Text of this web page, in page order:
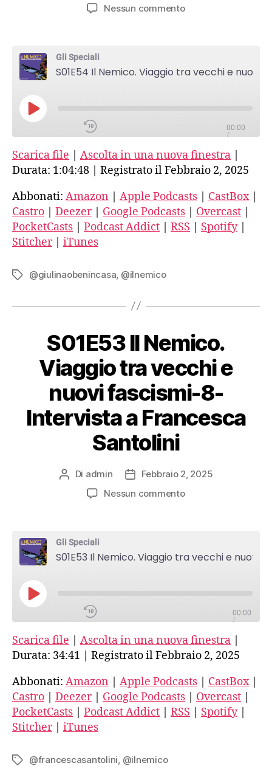
Spotify
Stitcher
RSS FEED
articolo Nessun commentosu
tra
Intervista
a
Benincasa
Gli Speciali
PLAY
EPISODE
1X
00:00
/
1:04:48
SUBSCRIBE
SHARE
Apple Podcasts
CastBox
Castro
Google Podcasts
Overcast
Podcast Addict
Spotify
Stitcher
RSS FEED
SHARE
LINK
EMBED
Scarica file | Ascolta in una nuova finestra |
Durata: 1:04:48 | Registrato il Febbraio 2, 2025
Abbonati: Amazon | Apple Podcasts | CastBox|
Castro | Deezer| Google Podcasts | Overcast |
PocketCasts | Podcast Addict | RSS | Spotify|
Stitcher| iTunes
Tag @giulinaobenincasa @ilnemico
S01E53 Il Nemico.
Viaggio tra vecchi e
nuovi fascismi-8-
Intervista a Francesca
Santolini
Autore
articolo
Di admin
DataFebbraio 2, 2025
Nessun commentosu
tra
Intervista
a
Santolini
Gli Speciali
PLAY
EPISODE
1X
00:00
/
34:41
SUBSCRIBE
SHARE
Apple Podcasts
CastBox
SHARE
LINK
EMBED
Scarica file | Ascolta in una nuova finestra |
Durata: 34:41 | Registrato il Febbraio 2, 2025
Abbonati: Amazon | Apple Podcasts | CastBox|
Castro | Deezer| Google Podcasts | Overcast |
PocketCasts | Podcast Addict | RSS | Spotify|
Stitcher| iTunes
Tag @francescasantolini @ilnemico